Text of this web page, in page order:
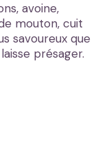
avoine,
mouton, cuit
savoureux que
présager.